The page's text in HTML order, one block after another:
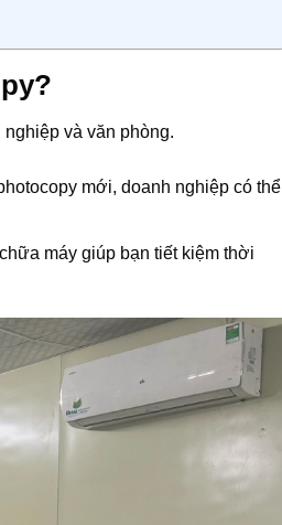
và văn phòng.
mới, doanh nghiệp có thể
máy giúp bạn tiết kiệm thời